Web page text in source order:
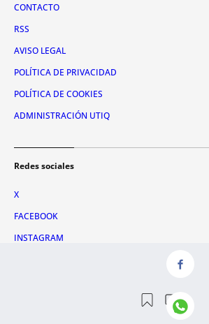
CONTACTO
RSS
AVISO LEGAL
POLÍTICA DE PRIVACIDAD
POLÍTICA DE COOKIES
ADMINISTRACIÓN UTIQ
Redes sociales
X
FACEBOOK
INSTAGRAM